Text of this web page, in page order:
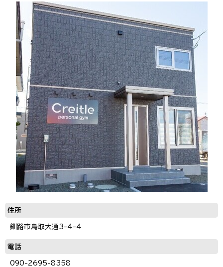
住所
釧路市鳥取大通3-4-4
電話
090-2695-8358